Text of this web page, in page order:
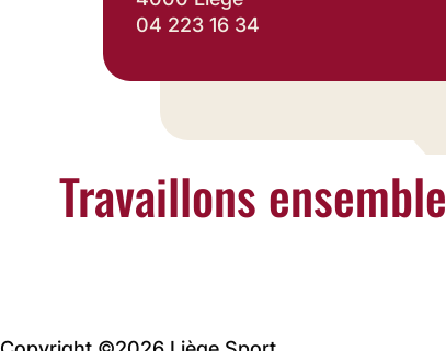
04 223 16 34
Travaillons ensemble